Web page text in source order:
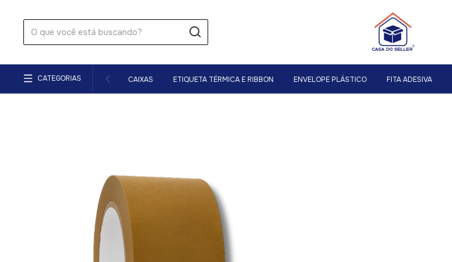
CATEGORIAS CAIXAS ETIQUETA TÉRMICA E RIBBON ENVELOPE PLÁSTICO FITA ADESIVA